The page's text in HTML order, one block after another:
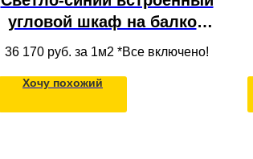
угловой шкаф на балкон
из МДФ с фрезеровкой
36 170 руб. за 1м2 *Все включено!
Хочу похожий